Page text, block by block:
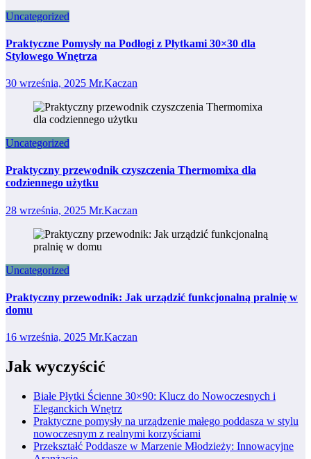
Uncategorized
Praktyczne Pomysły na Podłogi z Płytkami 30×30 dla
Stylowego Wnętrza
30 września, 2025 Mr.Kaczan
Uncategorized
Praktyczny przewodnik czyszczenia Thermomixa dla
codziennego użytku
28 września, 2025 Mr.Kaczan
Uncategorized
Praktyczny przewodnik: Jak urządzić funkcjonalną pralnię w
domu
16 września, 2025 Mr.Kaczan
Jak wyczyścić
Białe Płytki Ścienne 30×90: Klucz do Nowoczesnych i
Eleganckich Wnętrz
Praktyczne pomysły na urządzenie małego poddasza w stylu
nowoczesnym z realnymi korzyściami
Przekształć Poddasze w Marzenie Młodzieży: Innowacyjne